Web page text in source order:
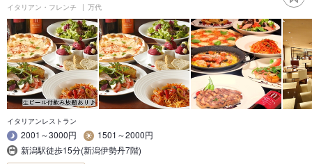
イタリアン・フレンチ 万代
イタリアンレストラン
2001～3000円
1501～2000円
新潟駅徒歩15分(新潟伊勢丹7階)